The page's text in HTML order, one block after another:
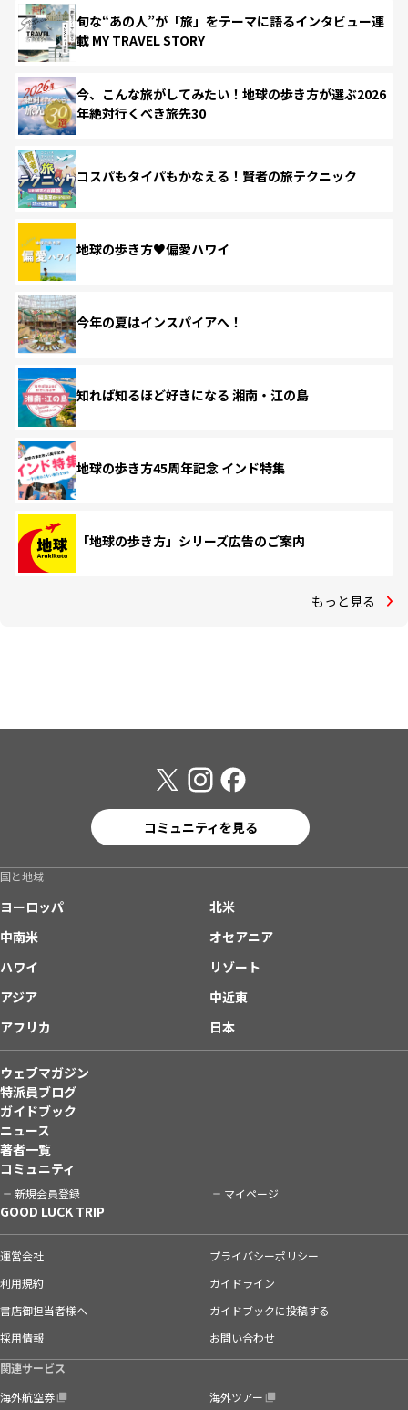
旬な“あの人”が「旅」をテーマに語るインタビュー連
載 MY TRAVEL STORY
今、こんな旅がしてみたい！地球の歩き方が選ぶ2026
年絶対行くべき旅先30
コスパもタイパもかなえる！賢者の旅テクニック
地球の歩き方♥偏愛ハワイ
今年の夏はインスパイアへ！
知れば知るほど好きになる 湘南・江の島
地球の歩き方45周年記念 インド特集
「地球の歩き方」シリーズ広告のご案内
もっと見る
コミュニティを見る
国と地域
ヨーロッパ
北米
中南米
オセアニア
ハワイ
リゾート
アジア
中近東
アフリカ
日本
ウェブマガジン
特派員ブログ
ガイドブック
ニュース
著者一覧
コミュニティ
新規会員登録 マイページ
GOOD LUCK TRIP
運営会社
プライバシーポリシー
利用規約
ガイドライン
書店御担当者様へ
ガイドブックに投稿する
採用情報
お問い合わせ
関連サービス
海外航空券
海外ツアー